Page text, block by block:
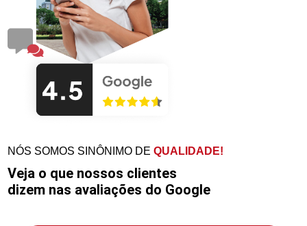
NÓS SOMOS SINÔNIMO DEQUALIDADE!
Veja o que nossos clientes
dizem nas avaliações do Google